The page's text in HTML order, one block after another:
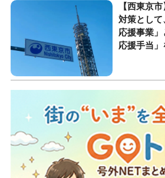
【西東京
対策とし
応援事業
応援手当」